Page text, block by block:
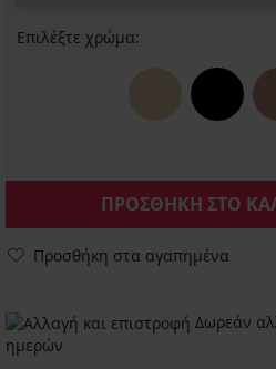
Επιλέξτε χρώμα:
ΠΡΟΣΘΗΚΗ ΣΤΟ
Προσθήκη στα αγαπημένα
Δωρεάν
ημερών